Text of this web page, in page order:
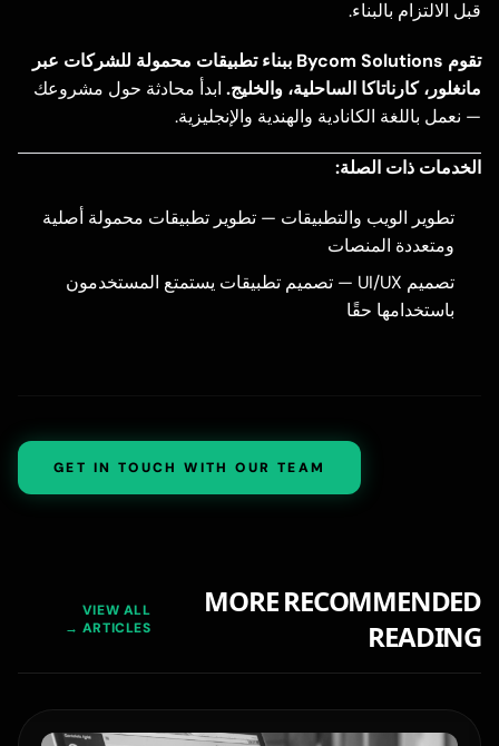
قبل الالتزام بالبناء.
تقوم Bycom Solutions ببناء تطبيقات محمولة للشركات عبر
مانغلور، كارناتاكا الساحلية، والخليج. ابدأ محادثة حول مشروعك
— نعمل باللغة الكانادية والهندية والإنجليزية.
الخدمات ذات الصلة:
تطوير الويب والتطبيقات — تطوير تطبيقات محمولة أصلية
ومتعددة المنصات
تصميم UI/UX
— تصميم تطبيقات يستمتع المستخدمون
باستخدامها حقًا
GET IN TOUCH WITH OUR TEAM
MORE RECOMMENDED
READING
VIEW ALL
ARTICLES →